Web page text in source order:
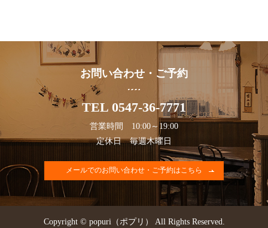
お問い合わせ・ご予約
TEL 0547-36-7771
営業時間 10:00～19:00
定休日 毎週木曜日
メールでのお問い合わせ・ご予約はこちら
Copyright © popuri（ポプリ） All Rights Reserved.